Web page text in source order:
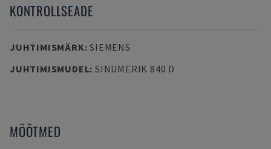
KONTROLLSEADE
JUHTIMISMÄRK:SIEMENS
JUHTIMISMUDEL: SINUMERIK 840 D
MÕÕTMED